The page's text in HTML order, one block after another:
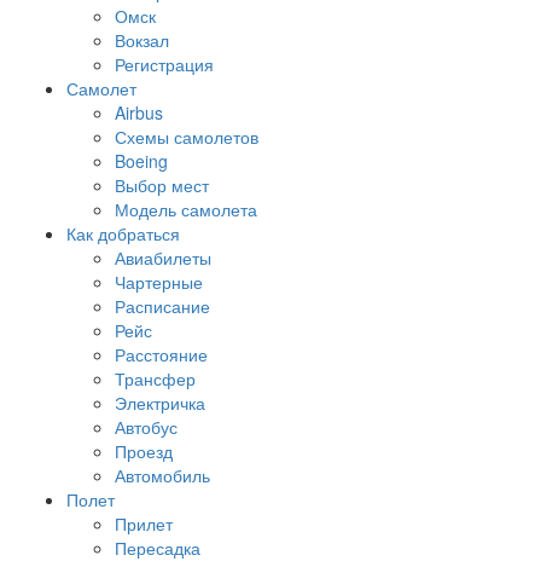
Омск
Вокзал
Регистрация
Самолет
Airbus
Схемы самолетов
Boeing
Выбор мест
Модель самолета
Как добраться
Авиабилеты
Чартерные
Расписание
Рейс
Расстояние
Трансфер
Электричка
Автобус
Проезд
Автомобиль
Полет
Прилет
Пересадка